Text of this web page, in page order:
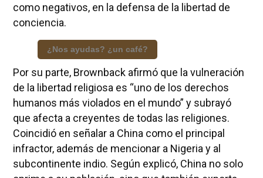
como negativos, en la defensa de la libertad de
conciencia.
¿Nos ayudas? ¿un café?
Por su parte, Brownback afirmó que la vulneración
de la libertad religiosa es “uno de los derechos
humanos más violados en el mundo” y subrayó
que afecta a creyentes de todas las religiones.
Coincidió en señalar a China como el principal
infractor, además de mencionar a Nigeria y al
subcontinente indio. Según explicó, China no solo